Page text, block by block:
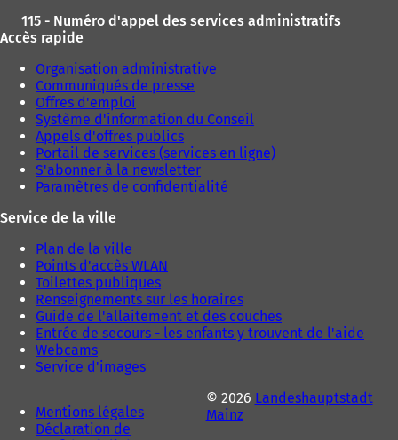
115 - Numéro d'appel des services administratifs
Accès rapide
Organisation administrative
Communiqués de presse
Offres d'emploi
Système d'information du Conseil
Appels d'offres publics
Portail de services (services en ligne)
S'abonner à la newsletter
Paramètres de confidentialité
Service de la ville
Plan de la ville
Points d'accès WLAN
Toilettes publiques
Renseignements sur les horaires
Guide de l'allaitement et des couches
Entrée de secours - les enfants y trouvent de l'aide
Webcams
Service d'images
Mentions légales
Déclaration de
© 2026 Landeshauptstadt
Mainz